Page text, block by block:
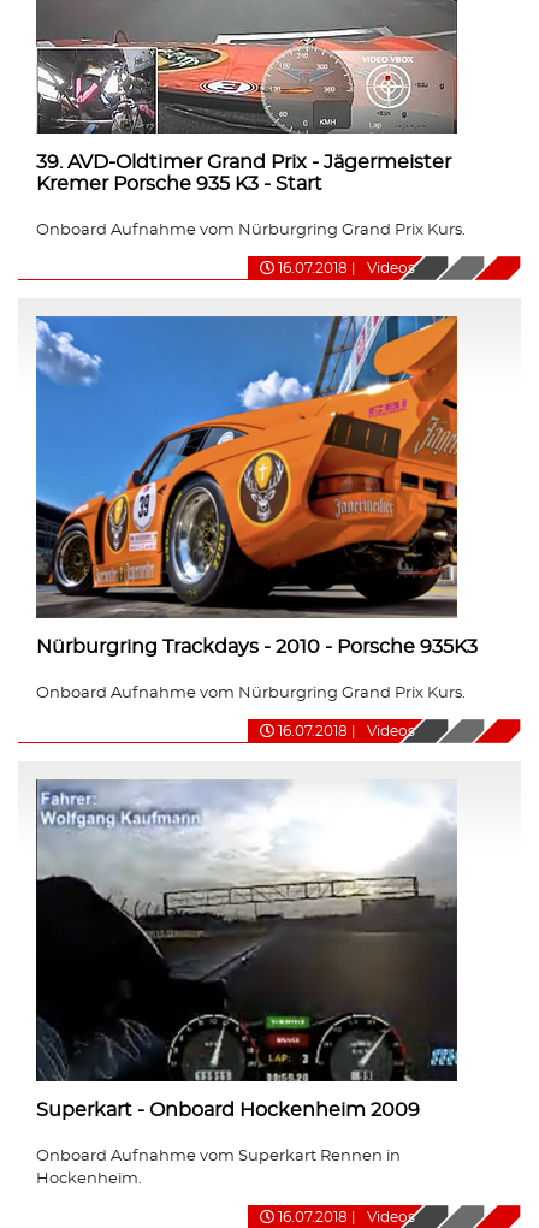
39. AVD-Oldtimer Grand Prix - Jägermeister
Kremer Porsche 935 K3 - Start
Onboard Aufnahme vom Nürburgring Grand Prix Kurs.
16.07.2018 Videos
Nürburgring Trackdays - 2010 - Porsche 935K3
Onboard Aufnahme vom Nürburgring Grand Prix Kurs.
16.07.2018 Videos
Superkart - Onboard Hockenheim 2009
Onboard Aufnahme vom Superkart Rennen in
Hockenheim.
16.07.2018 Videos